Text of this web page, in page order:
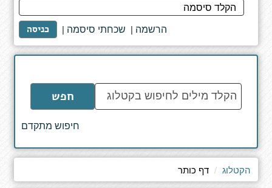
כניסה | שכחתי סיסמה | הרשמה
הקלד
מילים
לחיפוש
חפש
חיפוש מתקדם
הקטלוג דף כותר